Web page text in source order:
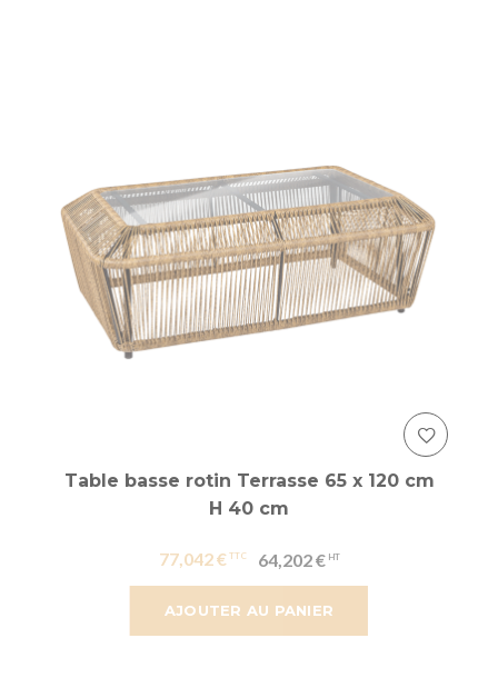
AJOUTER AU PANIER
Table basse rotin Terrasse 65 x 120 cm
H 40 cm
77,042 € 64,202 €